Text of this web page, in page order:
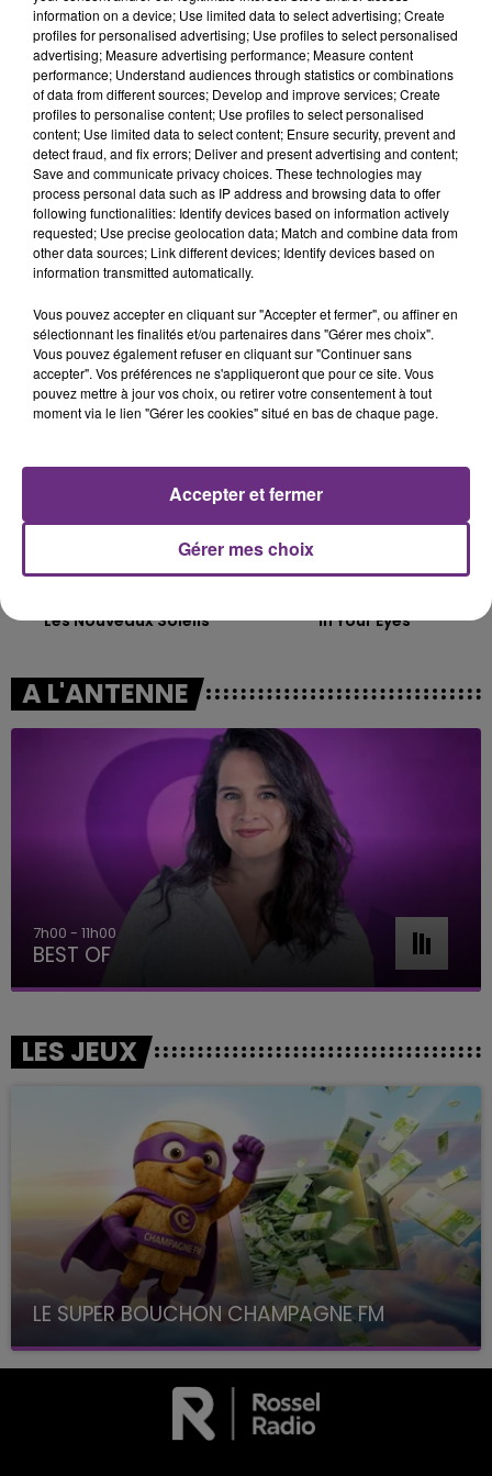
TITRES DIFFUSÉS
7h38
7h38
ALEX WARREN
Fever Dream
7h31
7h31
ALICIA KEYS
Fallin'
7h27
7h27
Les Nouveaux Soleils
7h24
7h24
In Your Eyes
A L'ANTENNE
7h00 - 11h00
BEST OF
LES JEUX
LE SUPER BOUCHON CHAMPAGNE FM
avec La Famille Champagne FM, à 8H10
information on a device; Use limited data to select advertising; Create
profiles for personalised advertising; Use profiles to select personalised
advertising; Measure advertising performance; Measure content
performance; Understand audiences through statistics or combinations
of data from different sources; Develop and improve services; Create
profiles to personalise content; Use profiles to select personalised
content; Use limited data to select content; Ensure security, prevent and
detect fraud, and fix errors; Deliver and present advertising and content;
Save and communicate privacy choices. These technologies may
process personal data such as IP address and browsing data to offer
following functionalities: Identify devices based on information actively
requested; Use precise geolocation data; Match and combine data from
other data sources; Link different devices; Identify devices based on
information transmitted automatically.
Vous pouvez accepter en cliquant sur "Accepter et fermer", ou affiner en
sélectionnant les finalités et/ou partenaires dans "Gérer mes choix".
Vous pouvez également refuser en cliquant sur "Continuer sans
accepter". Vos préférences ne s'appliqueront que pour ce site. Vous
pouvez mettre à jour vos choix, ou retirer votre consentement à tout
moment via le lien "Gérer les cookies" situé en bas de chaque page.
Gérer mes choix
Accepter et fermer